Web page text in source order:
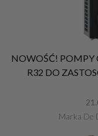
NOWOŚĆ! POMPY
R32 DO
Marka De